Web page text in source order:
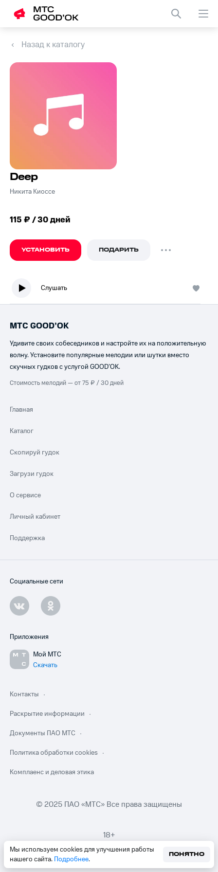
Назад к каталогу
Deep
Никита Киоссе
115 ₽ / 30 дней
УСТАНОВИТЬ ПОДАРИТЬ
Слушать
Мы используем cookies для улучшения работы
нашего сайта. Подробнее.
ПОНЯТНО
МТС GOOD’OK
Удивите своих собеседников и настройте их на положительную
волну. Установите популярные мелодии или шутки вместо
скучных гудков с услугой GOOD’OK.
Стоимость мелодий — от 75 ₽ / 30 дней
Главная
Каталог
Скопируй гудок
Загрузи гудок
О сервисе
Личный кабинет
Поддержка
Социальные сети
Приложения
Мой МТС
Скачать
Контакты
Раскрытие информации
Документы ПАО МТС
Политика обработки cookies
Комплаенс и деловая этика
© 2025 ПАО «МТС» Все права защищены
18+